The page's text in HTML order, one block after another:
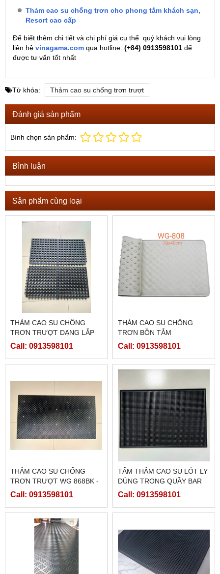
Thảm cao su chống trơn cho phong tắm khách sạn,
Resort cao cấp
Để biết thêm chi tiết và chi phí giá cụ thể quý khách vui lòng
liên hệ vinagama.com qua hotline: (+84) 0913598101 để
được tư vấn tốt nhất
Từ khóa: Thảm cao su chống trơn trượt
Đánh giá sản phẩm
Bình chọn sản phẩm:
Bình luận
Sản phẩm cùng loại
THẢM CAO SU CHỐNG
TRƠN TRƯỢT DẠNG LẮP
GHÉP - WG 8040 - ĐEN
Call: 0913598101
THẢM CAO SU CHỐNG
TRƠN BỒN TẮM
Call: 0913598101
THẢM CAO SU CHỐNG
TRƠN TRƯỢT WG 868BK -
LÓT Ổ HEO CON
Call: 0913598101
TẤM THẢM CAO SU LÓT LY
DÙNG TRONG QUẦY BAR
Call: 0913598101